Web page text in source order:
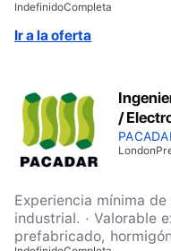
IndefinidoCompleta
Ir a la oferta
/
London
Experiencia mínima
industrial. · Valorable experiencia en sector
prefabricado,